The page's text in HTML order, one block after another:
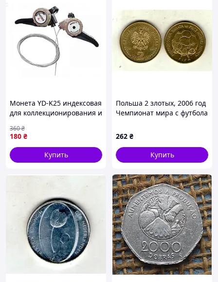
Монета YD-K25 индексовая
для коллекционирования и
криптовалюту
180 ₴
360₴
Купить
Польша 2 злотых, 2006 год
Чемпионат мира с футбола
262 ₴
Купить